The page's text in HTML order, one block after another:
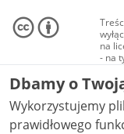
na
- na
NC-
Dbamy o
Wykorzystujemy
prawidłowego